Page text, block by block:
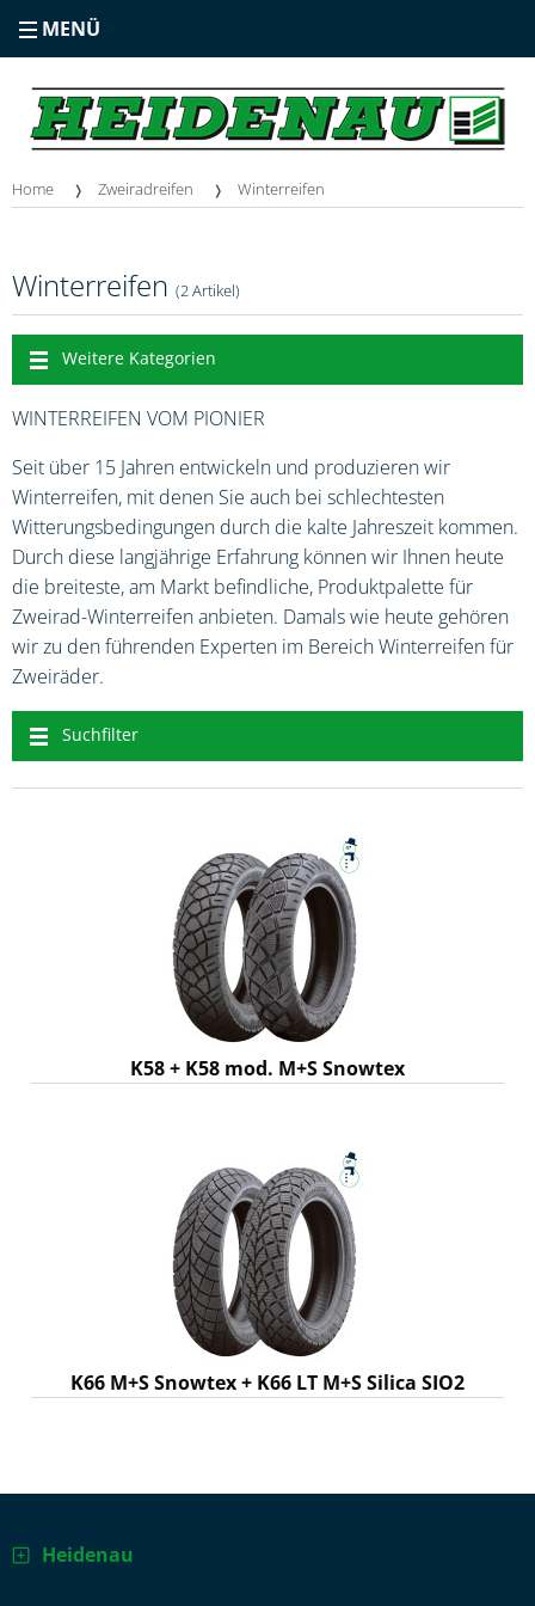
MENÜ
Home Zweiradreifen Winterreifen
Winterreifen (2 Artikel)
Weitere Kategorien
WINTERREIFEN VOM PIONIER
Seit über 15 Jahren entwickeln und produzieren wir
Winterreifen, mit denen Sie auch bei schlechtesten
Witterungsbedingungen durch die kalte Jahreszeit kommen.
Durch diese langjährige Erfahrung können wir Ihnen heute
die breiteste, am Markt befindliche, Produktpalette für
Zweirad-Winterreifen anbieten. Damals wie heute gehören
wir zu den führenden Experten im Bereich Winterreifen für
Zweiräder.
Suchfilter
K58 + K58 mod. M+S Snowtex
K66 M+S Snowtex + K66 LT M+S Silica SIO2
Heidenau